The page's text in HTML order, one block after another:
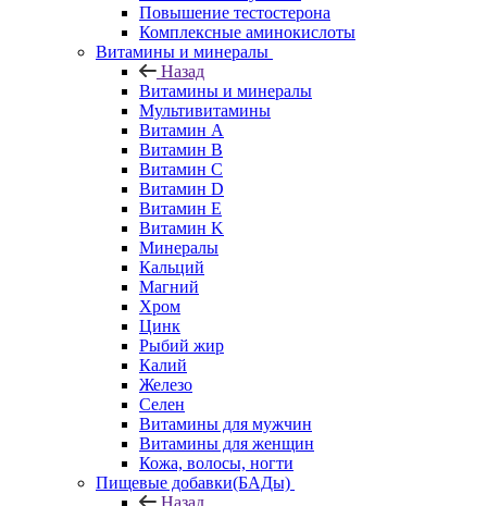
Повышение тестостерона
Комплексные аминокислоты
Витамины и минералы
Назад
Витамины и минералы
Мультивитамины
Витамин A
Витамин B
Витамин C
Витамин D
Витамин E
Витамин K
Минералы
Кальций
Магний
Хром
Цинк
Рыбий жир
Калий
Железо
Селен
Витамины для мужчин
Витамины для женщин
Кожа, волосы, ногти
Пищевые добавки(БАДы)
Назад